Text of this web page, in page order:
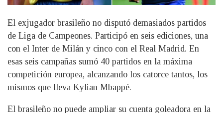
El exjugador brasileño no disputó demasiados partidos
de Liga de Campeones. Participó en seis ediciones, una
con el Inter de Milán y cinco con el Real Madrid. En
esas seis campañas sumó 40 partidos en la máxima
competición europea, alcanzando los catorce tantos, los
mismos que lleva Kylian Mbappé.
El brasileño no puede ampliar su cuenta goleadora en la